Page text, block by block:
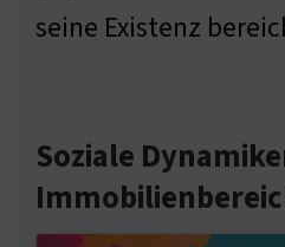
seine Existenz
Soziale